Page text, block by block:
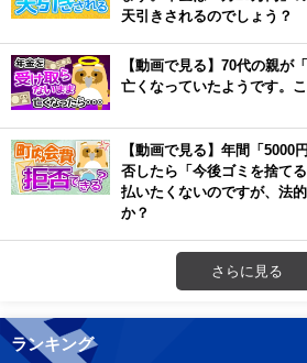
天引きされるのでしょう？
【動画で見る】70代の親が
亡くなっていたようです。
【動画で見る】年間「5000
否したら「今後ゴミを捨て
払いたくないのですが、法
か？
さらに見る
ランキング